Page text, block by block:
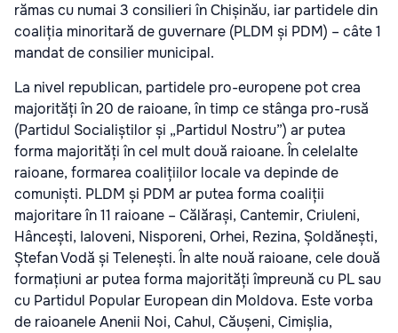
rămas cu numai 3 consilieri în Chișinău, iar partidele din
coaliția minoritară de guvernare (PLDM și PDM) – câte 1
mandat de consilier municipal.
La nivel republican, partidele pro-europene pot crea
majorități în 20 de raioane, în timp ce stânga pro-rusă
(Partidul Socialiștilor și „Partidul Nostru”) ar putea
forma majorități în cel mult două raioane. În celelalte
raioane, formarea coalițiilor locale va depinde de
comuniști. PLDM și PDM ar putea forma coaliții
majoritare în 11 raioane – Călărași, Cantemir, Criuleni,
Hâncești, Ialoveni, Nisporeni, Orhei, Rezina, Șoldănești,
Ștefan Vodă și Telenești. În alte nouă raioane, cele două
formațiuni ar putea forma majorități împreună cu PL sau
cu Partidul Popular European din Moldova. Este vorba
de raioanele Anenii Noi, Cahul, Căușeni, Cimișlia,